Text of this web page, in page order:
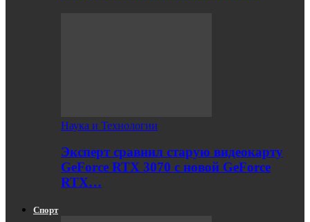
Наука и Технологии
Эксперт сравнил старую видеокарту
GeForce RTX 3070 с новой GeForce
RTX…
Спорт